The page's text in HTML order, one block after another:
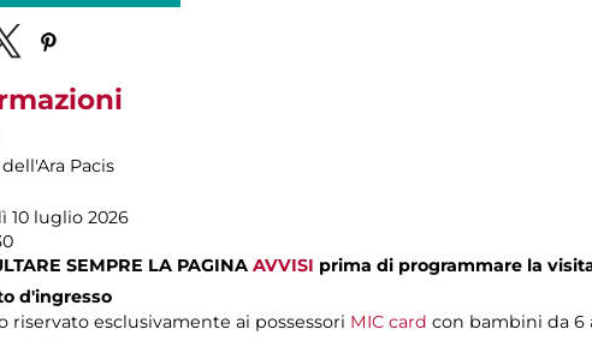
Pacis
10 luglio 2026
SEMPRE LA PAGINA AVVISI prima di programmare la
d'ingresso
riservato esclusivamente ai possessori MIC card con bambini da 6